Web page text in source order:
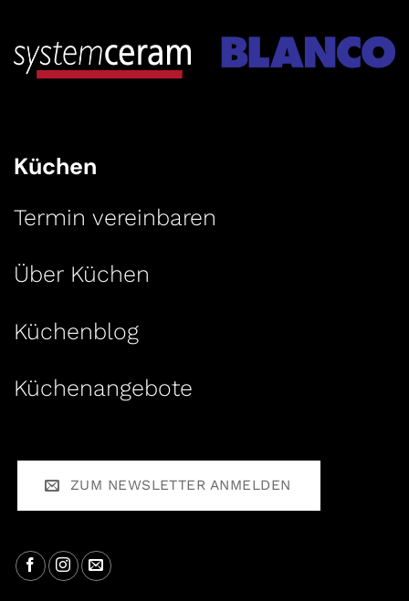
Küchen
Termin vereinbaren
Über Küchen
Küchenblog
Küchenangebote
ZUM NEWSLETTER ANMELDEN